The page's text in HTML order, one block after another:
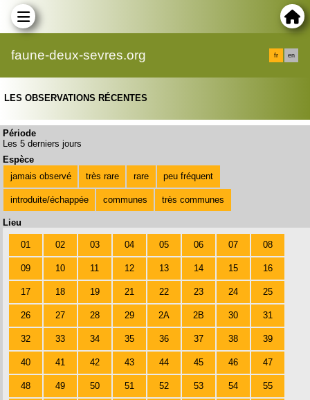
faune-deux-sevres.org fr en
LES OBSERVATIONS RÉCENTES
Période
Les 5 derniers jours
Espèce
jamais observé
très rare rare peu fréquent
introduite/échappée communes très communes
Lieu
01 02 03 04 05 06 07 08
09 10 11 12 13 14 15 16
17 18 19 21 22 23 24 25
26 27 28 29 2A 2B 30 31
32 33 34 35 36 37 38 39
40 41 42 43 44 45 46 47
48 49 50 51 52 53 54 55